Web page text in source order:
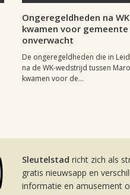
Ongeregeldheden na
kwamen voor
onverwacht
De ongeregeldheden die in
na de WK-wedstrijd tussen
kwamen voor de...
Sleutelstad richt zich als
gratis nieuwsapp en
informatie en amusement